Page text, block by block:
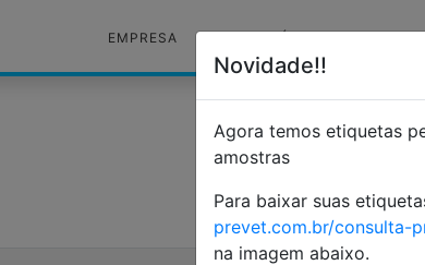
EMPRESA
Novidade!!
Agora temos etiquetas
amostras
Para baixar suas
prevet.com.br/consulta-
na imagem abaixo.